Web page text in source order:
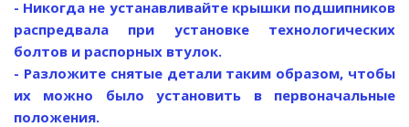
- Никогда не устанавливайте крышки подшипников
распредвала при установке технологических
болтов и распорных втулок.
- Разложите снятые детали таким образом, чтобы
их можно было установить в первоначальные
положения.